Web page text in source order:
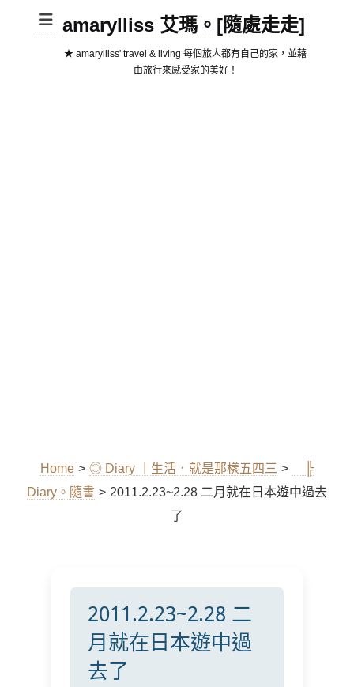
amarylliss 艾瑪。[隨處走走]
★ amarylliss' travel & living 每個旅人都有自己的家，並藉
由旅行來感受家的美好！
Home > ◎ Diary ｜生活．就是那樣五四三 >
╠
Diary。隨書 > 2011.2.23~2.28 二月就在日本遊中過去
了
2011.2.23~2.28 二
月就在日本遊中過
去了